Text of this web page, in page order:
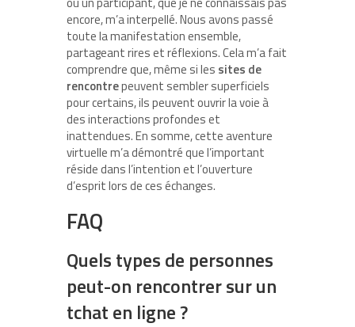
encore, m’a interpellé. Nous avons passé
toute la manifestation ensemble,
partageant rires et réflexions. Cela m’a fait
comprendre que, même si les sites de
rencontrepeuvent sembler superficiels
pour certains, ils peuvent ouvrir la voie à
des interactions profondes et
inattendues. En somme, cette aventure
virtuelle m’a démontré que l’important
réside dans l’intention et l’ouverture
d’esprit lors de ces échanges.
FAQ
Quels types de personnes
peut-on rencontrer sur un
tchat en ligne ?